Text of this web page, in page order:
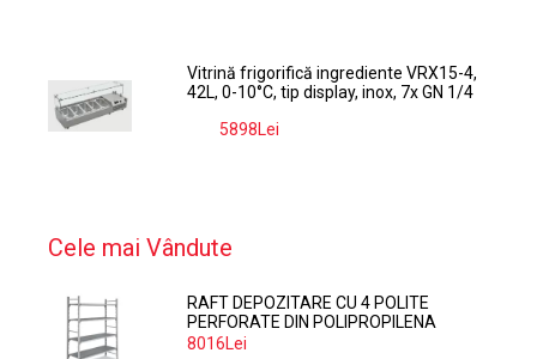
Vitrină frigorifică ingrediente VRX15-4,
42L, 0-10°C, tip display, inox, 7x GN 1/4
5898Lei
Cele mai Vândute
RAFT DEPOZITARE CU 4 POLITE
PERFORATE DIN POLIPROPILENA
374*60 CM
8016Lei